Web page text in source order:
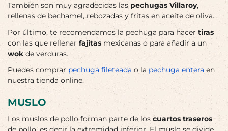
También son muy agradecidas las pechugas Villaroy,
rellenas de bechamel, rebozadas y fritas en aceite de oliva.
Por último, te recomendamos la pechuga para hacer tiras
con las que rellenar fajitas mexicanas o para añadir a un
wokde verduras.
Puedes comprar pechuga fileteada o la pechuga entera en
nuestra tienda online.
MUSLO
Los muslos de pollo forman parte de los cuartos traseros